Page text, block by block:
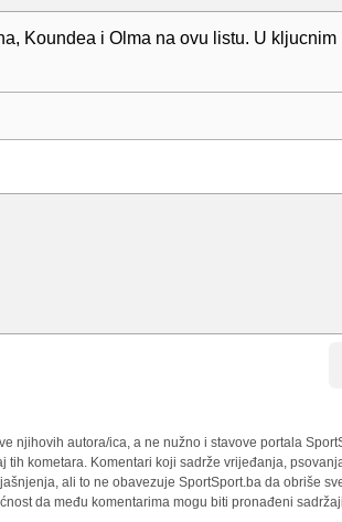
Koundea i Olma na ovu listu. U kljucnim
njihovih autora/ica, a ne nužno i stavove portala
tih kometara. Komentari koji sadrže vrijeđanja,
ali to ne obavezuje SportSport.ba da obriše
da među komentarima mogu biti pronađeni